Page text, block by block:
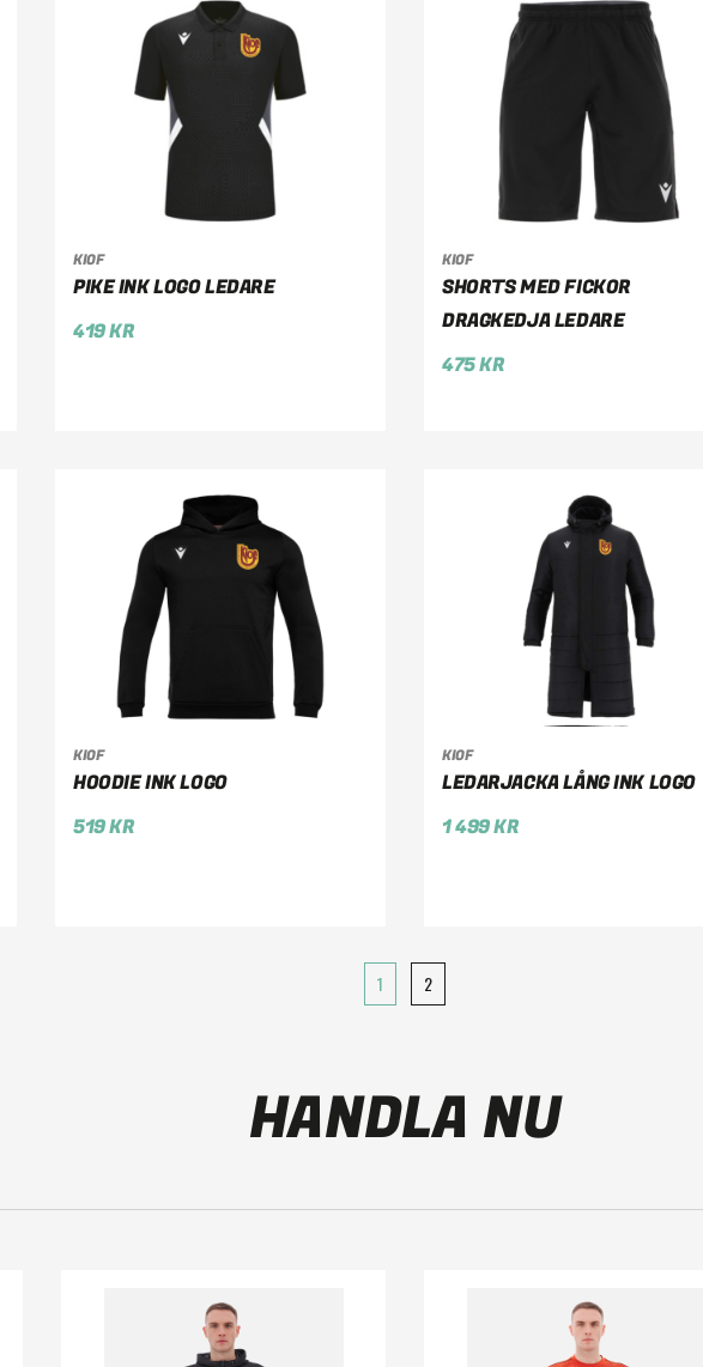
KIOF
PIKE INK LOGO LEDARE
419KR
VÄLJ ALTERNATIV
KIOF
SHORTS MED FICKOR
DRAGKEDJA LEDARE
475KR
VÄLJ ALTERNATIV
KIOF
HOODIE INK LOGO
519KR
VÄLJ ALTERNATIV
KIOF
LEDARJACKA LÅNG INK LOGO
1 499KR
VÄLJ ALTERNATIV
1 2
HANDLA NU